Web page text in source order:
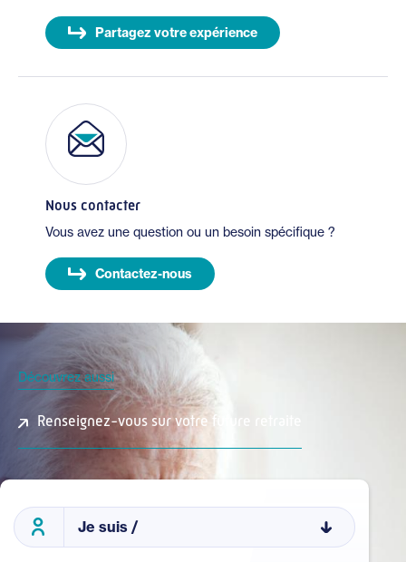
Partagez votre expérience
Nous contacter
Vous avez une question ou un besoin spécifique ?
Contactez-nous
Découvrez aussi
Renseignez-vous sur votre future retraite